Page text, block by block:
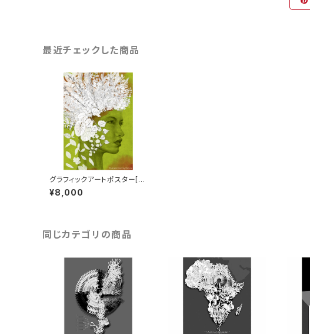
最近チェックした商品
グラフィックアートポスター[H
umans Destroy Nature] B
2サイズ
¥8,000
同じカテゴリの商品